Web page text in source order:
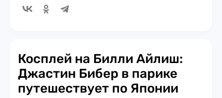
Косплей на Билли Айлиш:
Джастин Бибер в парике
путешествует по Японии